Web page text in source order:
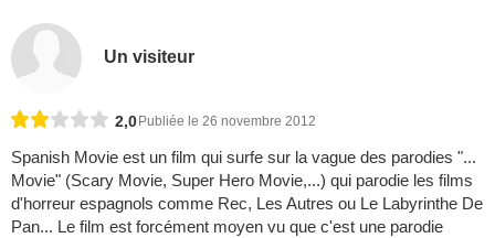
Un visiteur
2,0 Publiée le 26 novembre 2012
Spanish Movie est un film qui surfe sur la vague des parodies "...
Movie" (Scary Movie, Super Hero Movie,...) qui parodie les films
d'horreur espagnols comme Rec, Les Autres ou Le Labyrinthe De
Pan... Le film est forcément moyen vu que c'est une parodie